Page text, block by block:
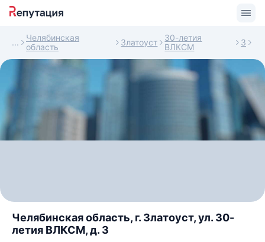
Челябинская
область
Златоуст
30-летия
ВЛКСМ
3
Челябинская область, г. Златоуст, ул. 30-
летия ВЛКСМ, д. 3